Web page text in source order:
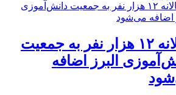
️سالانه ۱۲ هزار نفر به جمعیت
البرز اضافه